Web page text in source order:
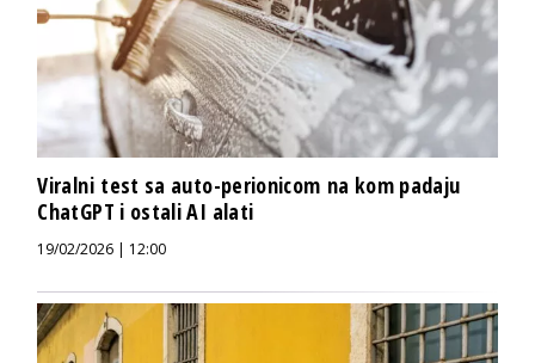
Viralni test sa auto-perionicom na kom padaju
ChatGPT i ostali AI alati
19/02/2026 | 12:00